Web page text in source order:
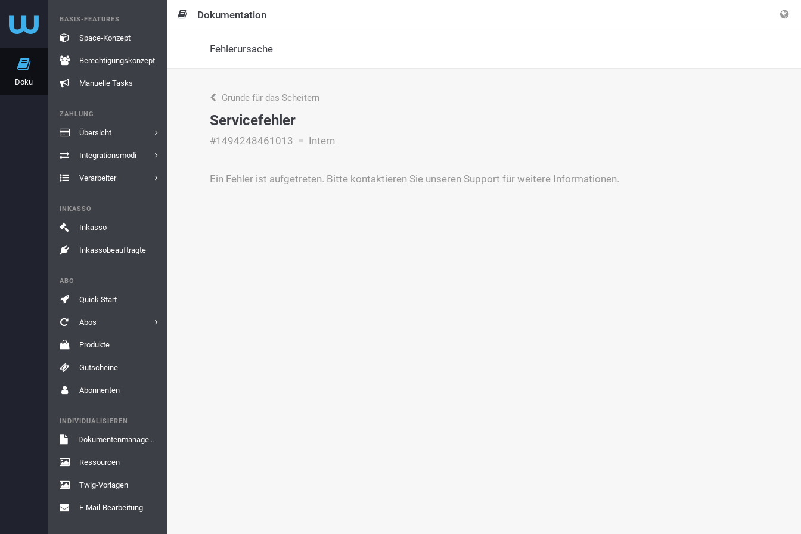
Doku
BASIS-FEATURES
Space-Konzept
Berechtigungskonzept
Manuelle Tasks
ZAHLUNG
Übersicht
Integrationsmodi
Verarbeiter
INKASSO
Inkasso
Inkassobeauftragte
ABO
Quick Start
Abos
Produkte
Gutscheine
Abonnenten
INDIVIDUALISIEREN
Dokumentenmanagement
Ressourcen
Twig-Vorlagen
E-Mail-Bearbeitung
Dokumentation
Fehlerursache
Gründe für das Scheitern
Servicefehler
#1494248461013 Intern
Ein Fehler ist aufgetreten. Bitte kontaktieren Sie unseren Support für weitere Informationen.